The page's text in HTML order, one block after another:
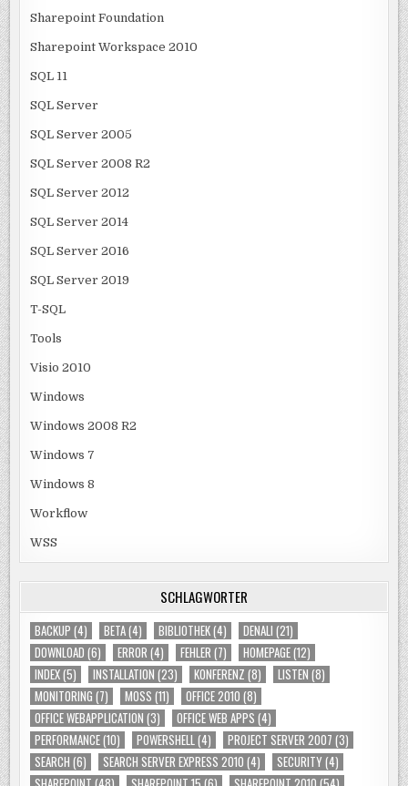
Sharepoint Foundation
Sharepoint Workspace 2010
SQL 11
SQL Server
SQL Server 2005
SQL Server 2008 R2
SQL Server 2012
SQL Server 2014
SQL Server 2016
SQL Server 2019
T-SQL
Tools
Visio 2010
Windows
Windows 2008 R2
Windows 7
Windows 8
Workflow
WSS
SCHLAGWÖRTER
BACKUP (4) BETA(4) BIBLIOTHEK(4) DENALI (21)
DOWNLOAD (6) ERROR (4) FEHLER (7) HOMEPAGE(12)
INDEX(5) INSTALLATION (23) KONFERENZ (8) LISTEN (8)
MONITORING (7) MOSS (11) OFFICE 2010 (8)
OFFICE WEBAPPLICATION (3) OFFICE WEB APPS (4)
PERFORMANCE(10) POWERSHELL (4) PROJECT SERVER 2007 (3)
SEARCH (6) SEARCH SERVER EXPRESS 2010 (4) SECURITY(4)